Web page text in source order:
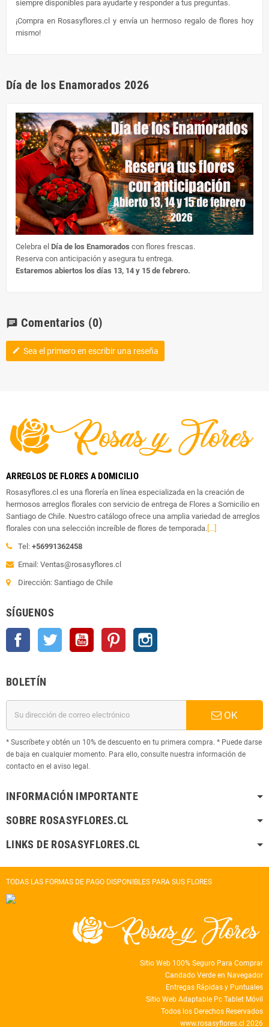
siempre disponibles para ayudarte y responder a tus preguntas.
¡Compra en Rosasyflores.cl y envía un hermoso regalo de flores hoy
mismo!
Día de los Enamorados 2026
Celebra el Día de los Enamorados con flores frescas.
Reserva con anticipación y asegura tu entrega.
Estaremos abiertos los días 13, 14 y 15 de febrero.
chat Comentarios (0)
edit Sea el primero en escribir una reseña
ARREGLOS DE FLORES A DOMICILIO
Rosasyflores.cl es una florería en línea especializada en la creación de
hermosos arreglos florales con servicio de entrega de Flores a Somicilio en
Santiago de Chile. Nuestro catálogo ofrece una amplia variedad de arreglos
florales con una selección increíble de flores de temporada. [...]
Tel: +56991362458
Email: Ventas@rosasyflores.cl
Dirección: Santiago de Chile
SÍGUENOS
Facebook Twitter YouTube Pinterest
BOLETÍN
OK
* Suscríbete y obtén un 10% de descuento en tu primera compra. * Puede darse
de baja en cualquier momento. Para ello, consulte nuestra información de
contacto en el aviso legal.
INFORMACIÓN IMPORTANTE
SOBRE ROSASYFLORES.CL
LINKS DE ROSASYFLORES.CL
TODAS LAS FORMAS DE PAGO DISPONIBLES PARA SUS FLORES
Sitio Web 100% Seguro Para Comprar
Candado Verde en Navegador
Entregas Rápidas y Puntuales
Sitio Web Adaptable Pc Tablet Móvil
Todos los Derechos Reservados
www.rosasyflores.cl 2026